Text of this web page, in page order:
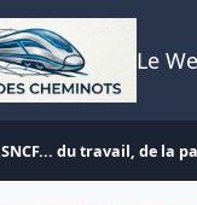
Le
du travail, de la